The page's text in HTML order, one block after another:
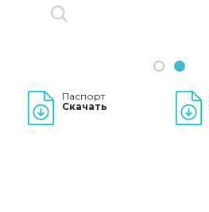
1 2
Паспорт
Скачать